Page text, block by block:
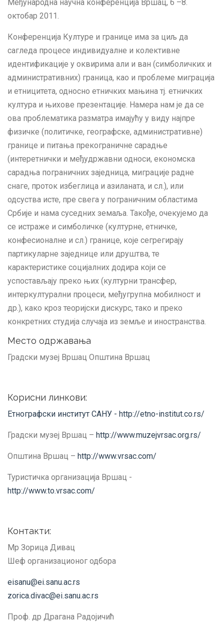
Међународна научна конференција Вршац, 6 –8.
октобар 2011.
Конференција Културе и границе има за циљ да
сагледа процесе индивидуалне и колективне
идентификације у оквирима али и ван (симболичких и
административних) граница, као и проблеме миграција
и етницитета, односно етничких мањина тј. етничких
култура и њихове презентације. Намера нам је да се
ова проблематика разматра имајућу у виду најпре
физичке (политичке, географске, административне)
границе и питања прекограничне сарадње
(интеретнички и међудржавни односи, економска
сарадња пограничних заједница, миграције радне
снаге, проток избеглица и азиланата, и сл.), или
одсуства исте, пре свега у пограничним областима
Србије и нама суседних земаља. Такође, очекујемо да
се истраже и симболичке (културне, етничке,
конфесионалне и сл.) границе, које сегрегирају
партикуларне заједнице или друштва, те
карактеристике социјалних додира који се
успостављају преко њих (културни трансфер,
интеркултурални процеси, међугрупна мобилност и
др.), како кроз теоријски дискурс, тако и преко
конкретних студија случаја из земље и иностранства.
Место одржавања
Градски музеј Вршац Општина Вршац
Корисни линкови:
Етнографски институт САНУ - http://etno-institut.co.rs/
Градски музеј Вршац – http://www.muzejvrsac.org.rs/
Општина Вршац – http://www.vrsac.com/
Туристичка организација Вршац -
http://www.to.vrsac.com/
Контакти:
Мр Зорица Дивац
Шеф организационог одбора
eisanu@ei.sanu.ac.rs
zorica.divac@ei.sanu.ac.rs
Проф. др Драгана Радојичић